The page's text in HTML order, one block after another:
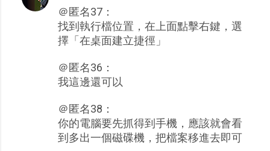
＠匿名37：
找到執行檔位置，在上面點擊右鍵，選
擇「在桌面建立捷徑」
＠匿名36：
我這邊還可以
＠匿名38：
你的電腦要先抓得到手機，應該就會看
到多出一個磁碟機，把檔案移進去即可